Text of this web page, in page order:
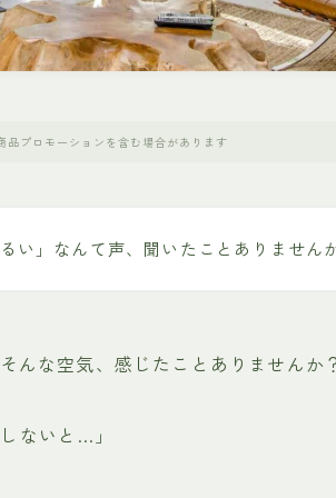
品プロモーションを含む場合があります
るい」なんて声、聞いたことありません
んな空気、感じたことありませんか
ないと…」